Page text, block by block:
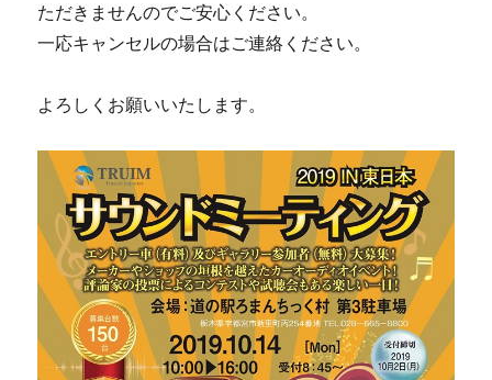
ただきませんのでご安心ください。
一応キャンセルの場合はご連絡ください。
よろしくお願いいたします。